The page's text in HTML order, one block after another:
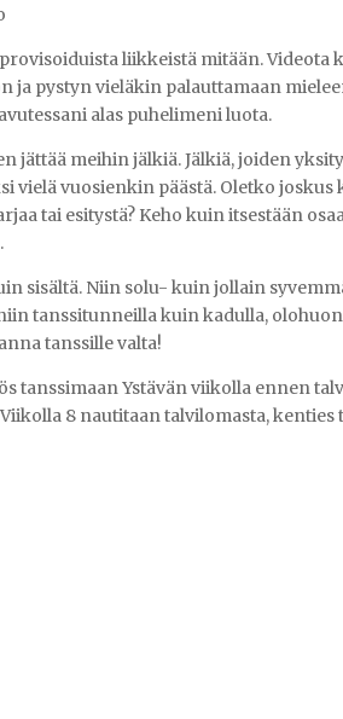
liikkeistä mitään. Videota
ja pystyn vieläkin palauttamaan
alas puhelimeni luota.
jättää meihin jälkiä. Jälkiä, joiden
vielä vuosienkin päästä. Oletko
tai esitystä? Keho kuin itsestään
sisältä. Niin solu- kuin jollain
tanssitunneilla kuin kadulla,
tanssille valta!
tanssimaan Ystävän viikolla ennen
8 nautitaan talvilomasta, kenties